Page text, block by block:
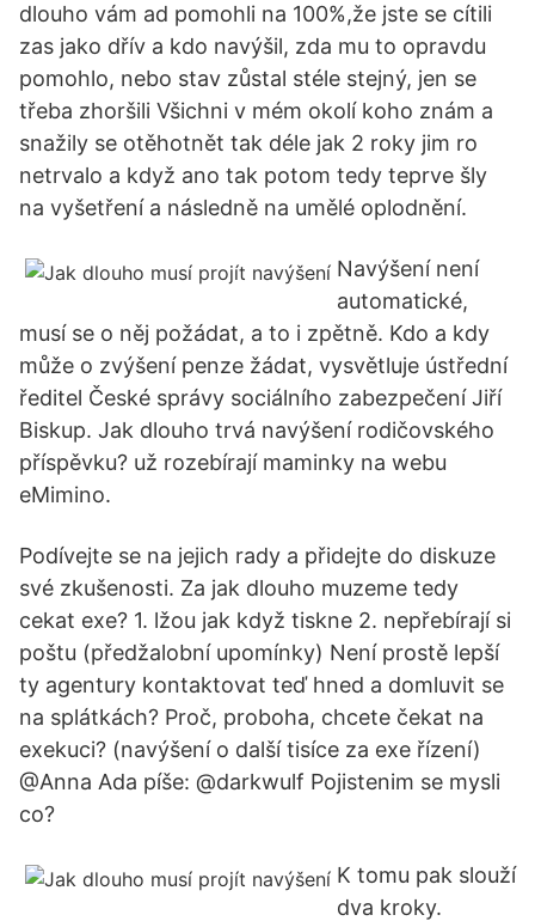
dlouho vám ad pomohli na 100%,že jste se cítili
zas jako dřív a kdo navýšil, zda mu to opravdu
pomohlo, nebo stav zůstal stéle stejný, jen se
třeba zhoršili Všichni v mém okolí koho znám a
snažily se otěhotnět tak déle jak 2 roky jim ro
netrvalo a když ano tak potom tedy teprve šly
na vyšetření a následně na umělé oplodnění.
Navýšení není
automatické,
musí se o něj požádat, a to i zpětně. Kdo a kdy
může o zvýšení penze žádat, vysvětluje ústřední
ředitel České správy sociálního zabezpečení Jiří
Biskup. Jak dlouho trvá navýšení rodičovského
příspěvku? už rozebírají maminky na webu
eMimino.
Podívejte se na jejich rady a přidejte do diskuze
své zkušenosti. Za jak dlouho muzeme tedy
cekat exe? 1. lžou jak když tiskne 2. nepřebírají si
poštu (předžalobní upomínky) Není prostě lepší
ty agentury kontaktovat teď hned a domluvit se
na splátkách? Proč, proboha, chcete čekat na
exekuci? (navýšení o další tisíce za exe řízení)
@Anna Ada píše: @darkwulf Pojistenim se mysli
co?
K tomu pak slouží
dva kroky.